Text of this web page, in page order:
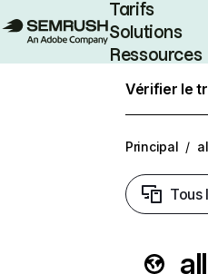
Tarifs
Solutions
Ressources
Vérifier le
Principal /
Tous